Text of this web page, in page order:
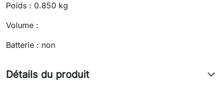
Poids : 0.850 kg
Volume :
Batterie : non
Détails du produit